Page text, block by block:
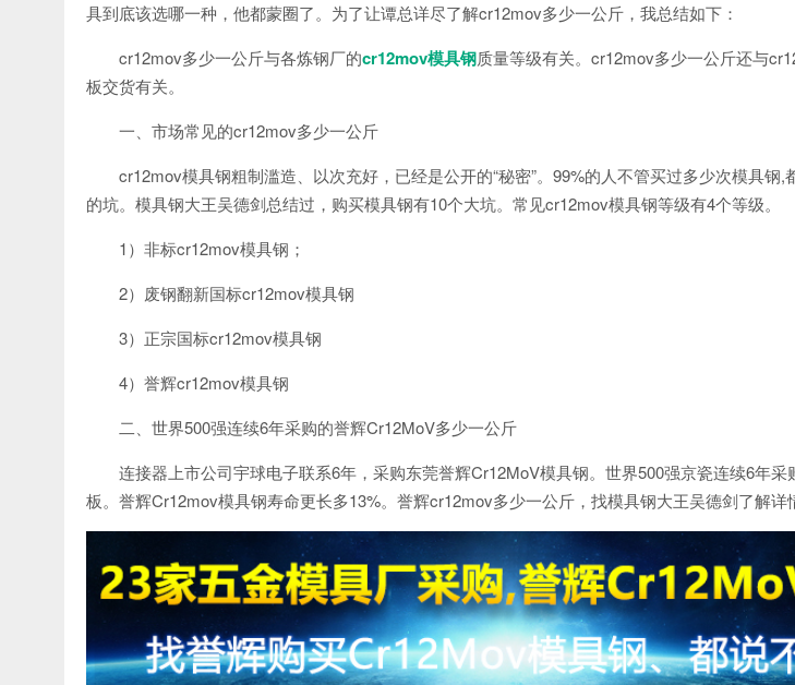
具到底该选哪一种，他都蒙圈了。为了让谭总详尽了解cr12mov多少一公斤，我总结如下：
cr12mov多少一公斤与各炼钢厂的cr12mov模具钢质量等级有关。cr12mov多少一公斤还与
板交货有关。
一、市场常见的cr12mov多少一公斤
cr12mov模具钢粗制滥造、以次充好，已经是公开的“秘密”。99%的人不管买过多少次模具钢,
的坑。模具钢大王吴德剑总结过，购买模具钢有10个大坑。常见cr12mov模具钢等级有4个等级。
1）非标cr12mov模具钢；
2）废钢翻新国标cr12mov模具钢
3）正宗国标cr12mov模具钢
4）誉辉cr12mov模具钢
二、世界500强连续6年采购的誉辉Cr12MoV多少一公斤
连接器上市公司宇球电子联系6年，采购东莞誉辉Cr12MoV模具钢。世界500强京瓷连续6年
板。誉辉Cr12mov模具钢寿命更长多13%。誉辉cr12mov多少一公斤，找模具钢大王吴德剑了解详